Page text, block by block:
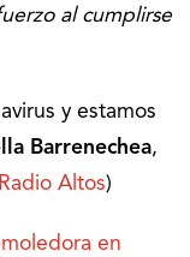
al cumplirse
y estamos
Barrenechea,
Radio Altos)
en